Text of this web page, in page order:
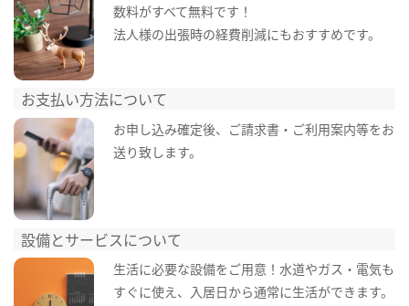
数料がすべて無料です！
法人様の出張時の経費削減にもおすすめです。
お支払い方法について
お申し込み確定後、ご請求書・ご利用案内等をお
送り致します。
設備とサービスについて
生活に必要な設備をご用意！水道やガス・電気も
すぐに使え、入居日から通常に生活ができます。